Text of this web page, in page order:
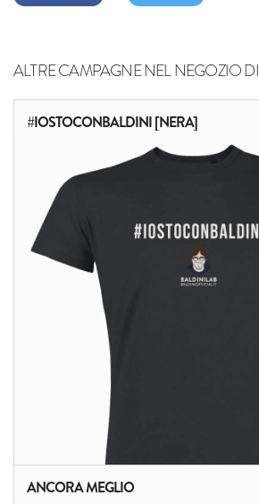
ALTRE CAMPAGNE NEL NEGOZIO DI
#IOSTOCONBALDINI [NERA]
ANCORA MEGLIO